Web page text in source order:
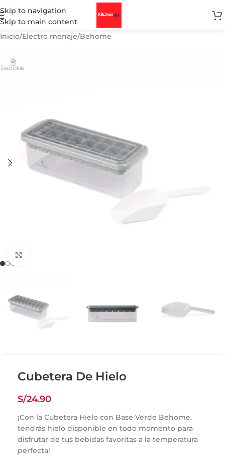
Skip to navigation
Skip to main content
Inicio/Electro menaje/Behome
Cubetera De Hielo
S/24.90
¡Con la Cubetera Hielo con Base Verde Behome,
tendrás hielo disponible en todo momento para
disfrutar de tus bebidas favoritas a la temperatura
perfecta!